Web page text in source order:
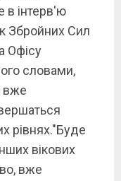
в інтерв'ю
Збройних Сил
Офісу
словами,
вже
рівнях."Буде
вікових
вже